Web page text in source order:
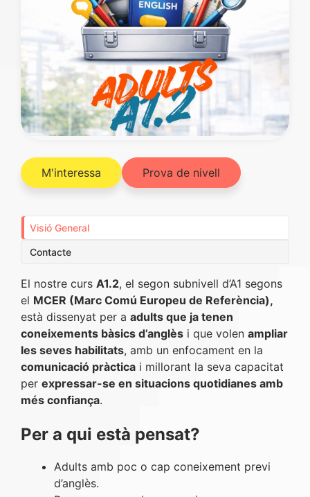
M'interessa Prova de nivell
Visió General
Contacte
El nostre curs A1.2, el segon subnivell d’A1 segons
el MCER (Marc Comú Europeu de Referència),
està dissenyat per a adults que ja tenen
coneixements bàsics d’anglès i que volen ampliar
les seves habilitats, amb un enfocament en la
comunicació pràctica i millorant la seva capacitat
per expressar-se en situacions quotidianes amb
més confiança.
Per a qui està pensat?
Adults amb poc o cap coneixement previ
d’anglès.